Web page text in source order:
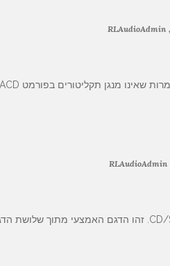
RLAudioAdmin
RLAudioAdmin